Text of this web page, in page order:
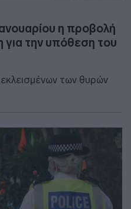
η προβολή
για την υπόθεση του
των θυρών